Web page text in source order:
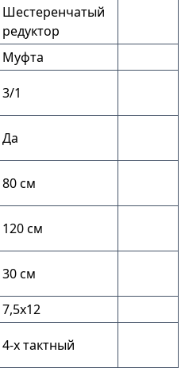
Шестеренчатый
редуктор
Муфта
3/1
Да
80 см
120 см
30 см
7,5х12
4-х тактный